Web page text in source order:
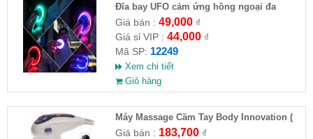
Đĩa bay UFO cảm ứng hồng ngoại đa
chiều tự động bay về
Giá bán : 49,000₫
Giá sỉ VIP : 44,000₫
Mã SP: 12249
Xem chi tiết
Giỏ hàng
Máy Massage Cầm Tay Body Innovation (
HĐ )
Giá bán : 183,700₫